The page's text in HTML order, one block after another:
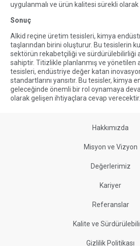
uygulanmalı ve ürün kalitesi sürekli
Sonuç
Alkid reçine üretim tesisleri, kimya
taşlarından birini oluşturur. Bu tesislerin
sektörün rekabetçiliği ve sürdürülebilirliği
sahiptir. Titizlikle planlanmış ve yönetilen
tesisleri, endüstriye değer katan
standartlarını yansıtır. Bu tesisler, kimya
geleceğinde önemli bir rol oynamaya
olarak gelişen ihtiyaçlara cevap verecektir.
Hakkımızda
Misyon ve Vizyon
Değerlerimiz
Kariyer
Referanslar
Kalite ve
Gizlilik Politikası